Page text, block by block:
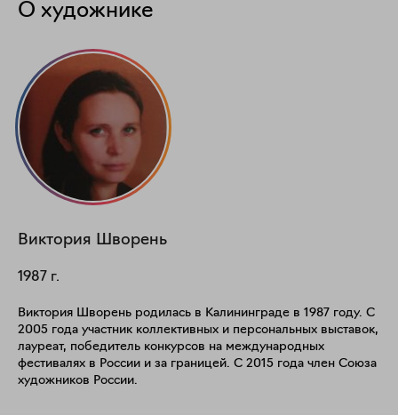
О художнике
Виктория Шворень
1987 г.
Виктория Шворень родилась в Калининграде в 1987 году. С
2005 года участник коллективных и персональных выставок,
лауреат, победитель конкурсов на международных
фестивалях в России и за границей. С 2015 года член Союза
художников России.